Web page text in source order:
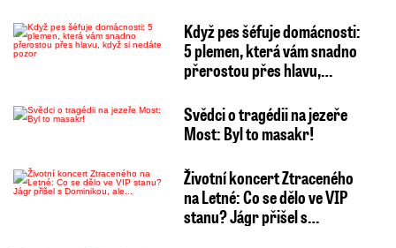
Když pes šéfuje domácnosti:
5 plemen, která vám snadno
přerostou přes hlavu,…
Svědci o tragédii na jezeře
Most: Byl to masakr!
Životní koncert Ztraceného
na Letné: Co se dělo ve VIP
stanu? Jágr přišel s…